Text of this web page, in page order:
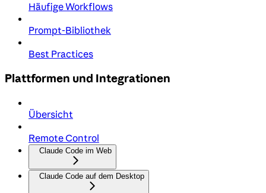
Häufige Workflows
Prompt-Bibliothek
Best Practices
Plattformen und Integrationen
Übersicht
Remote Control
Claude Code im Web
Claude Code auf dem Desktop